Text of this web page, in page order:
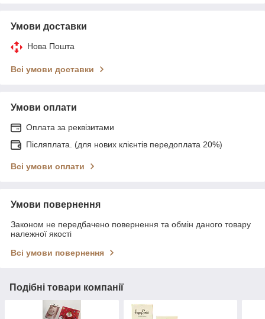
Умови доставки
Нова Пошта
Всі умови доставки
Умови оплати
Оплата за реквізитами
Післяплата. (для нових клієнтів передоплата 20%)
Всі умови оплати
Умови повернення
Законом не передбачено повернення та обмін даного товару
належної якості
Всі умови повернення
Подібні товари компанії